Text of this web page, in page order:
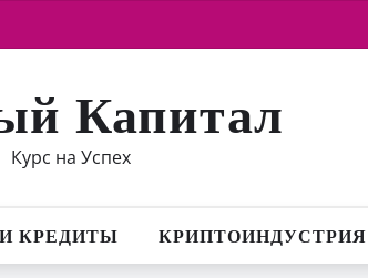
Капитал
Курс на Успех
КРЕДИТЫ КРИПТОИНДУСТРИЯ